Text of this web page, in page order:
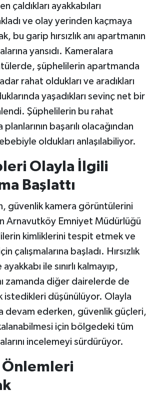
çaldıkları ayakkabıları
ve olay yerinden kaçmaya
bu garip hırsızlık anı apartmanın
yansıdı. Kameralara
şüphelilerin apartmanda
rahat oldukları ve aradıkları
yaşadıkları sevinç net bir
Şüphelilerin bu rahat
planlarının başarılı olacağından
oldukları anlaşılabiliyor.
Olayla İlgili
Başlattı
güvenlik kamera görüntülerini
Arnavutköy Emniyet Müdürlüğü
kimliklerini tespit etmek ve
çalışmalarına başladı. Hırsızlık
ile sınırlı kalmayıp,
zamanda diğer dairelerde de
istedikleri düşünülüyor. Olayla
devam ederken, güvenlik güçleri,
için bölgedeki tüm
incelemeyi sürdürüyor.